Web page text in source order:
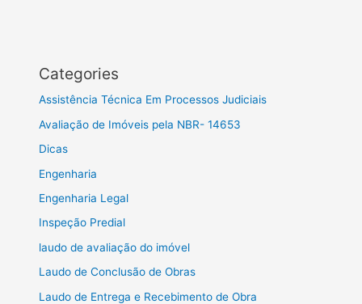
Categories
Assistência Técnica Em Processos Judiciais
Avaliação de Imóveis pela NBR- 14653
Dicas
Engenharia
Engenharia Legal
Inspeção Predial
laudo de avaliação do imóvel
Laudo de Conclusão de Obras
Laudo de Entrega e Recebimento de Obra